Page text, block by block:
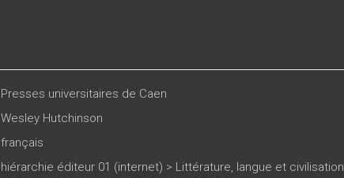
Presses universitaires de Caen
Wesley Hutchinson
français
hiérarchie éditeur 01 (internet) > Littérature, langue et civilisation